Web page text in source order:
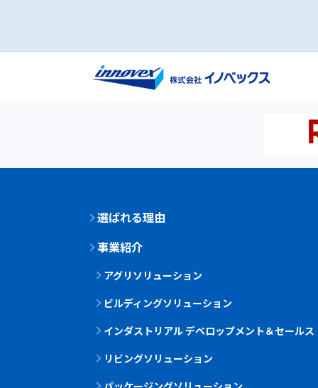
選ばれる理由
事業紹介
アグリソリューション
ビルディングソリューション
インダストリアル デベロップメント＆セールス
リビングソリューション